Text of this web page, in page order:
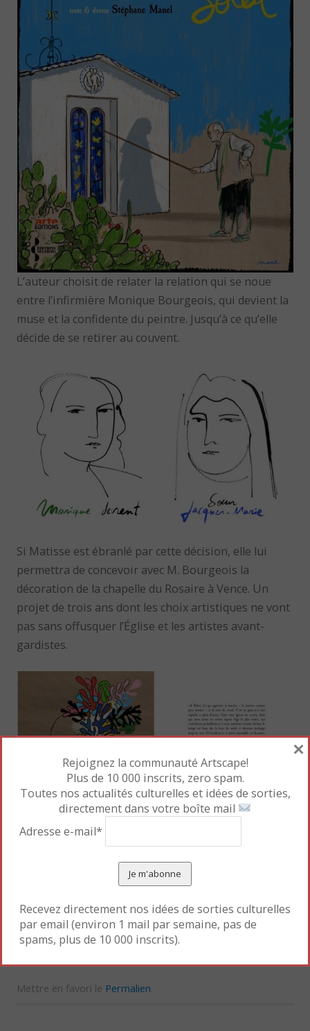
L’auteur choisit de relater la relation qui se noue
entre l’infirmière Monique Bourgeois, qui devient la
muse et la confidente du peintre. Jusqu’à ce qu’elle
décide de se retirer au couvent.
Si Matisse est ébranlé par cette décision, elle lui
permettra de concevoir avec M. Bourgeois la
décoration de la chapelle du Rosaire à Vence. Un
projet de trois ans dont les choix artistiques ne vont
pas sans offusquer l’Église et les artistes avant-
gardistes.
Le livre alterne entre les souvenirs personnels des
protagonistes et les aléas de la quête artistique de
Matisse, le texte concis et les images sublimes. Un
roman lumineux qui rend hommage à la force de
caractère et la puissance des couleurs du maître.
Mettre en favori le Permalien.
Rejoignez la communauté Artscape!
Plus de 10 000 inscrits, zero spam.
Toutes nos actualités culturelles et idées de sorties,
directement dans votre boîte mail
Adresse e-mail*
Recevez directement nos idées de sorties culturelles
par email (environ 1 mail par semaine, pas de
spams, plus de 10 000 inscrits).
×